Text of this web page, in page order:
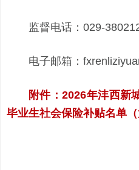
监督电话：029-
电子邮箱：
附件：2026年沣西新
毕业生社会保险补贴名单